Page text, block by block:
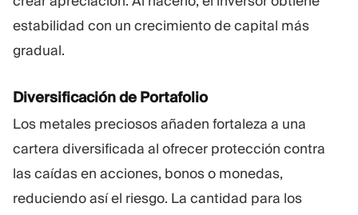
estabilidad con un crecimiento de capital más
gradual.
Diversificación de Portafolio
Los metales preciosos añaden fortaleza a una
cartera diversificada al ofrecer protección contra
las caídas en acciones, bonos o monedas,
reduciendo así el riesgo. La cantidad para los